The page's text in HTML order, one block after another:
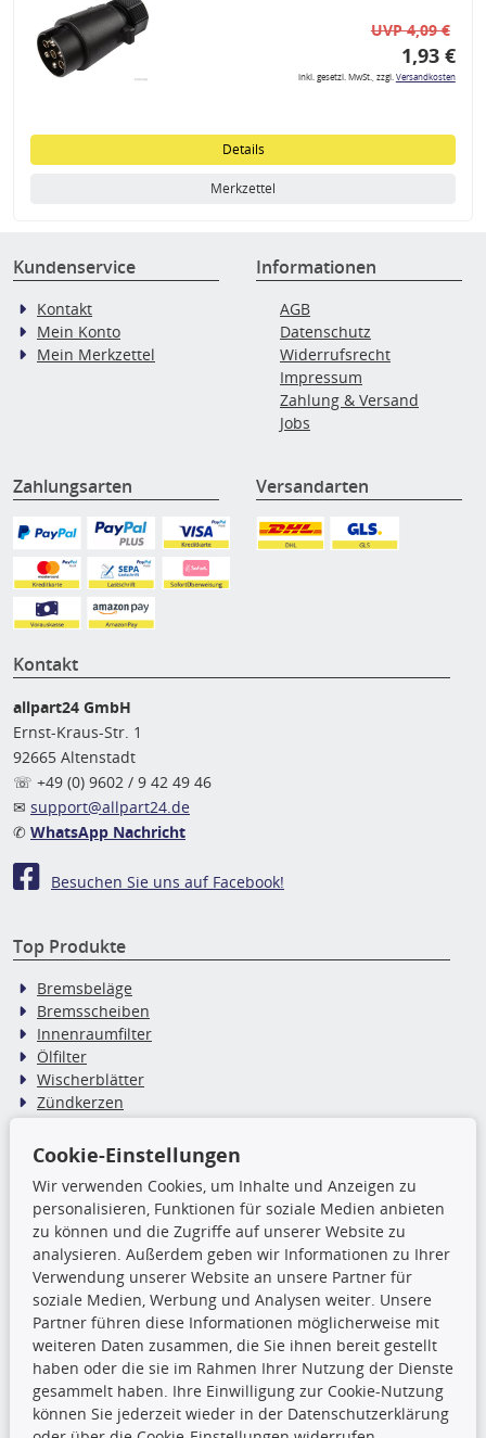
UVP 4,09 €
1,93 €
inkl. gesetzl. MwSt., zzgl.Versandkosten
Details
Merkzettel
Kundenservice
Kontakt
Mein Konto
Mein Merkzettel
Informationen
AGB
Datenschutz
Widerrufsrecht
Impressum
Zahlung & Versand
Jobs
Zahlungsarten Versandarten
Kontakt
allpart24 GmbH
Ernst-Kraus-Str. 1
92665 Altenstadt
☏ +49 (0) 9602 / 9 42 49 46
✉ support@allpart24.de
✆ WhatsApp Nachricht
Besuchen Sie uns auf Facebook!
Top Produkte
Bremsbeläge
Bremsscheiben
Innenraumfilter
Ölfilter
Wischerblätter
Zündkerzen
TecDoc Inside
Die hier angezeigten Daten,
insbesondere die gesamte Datenbank,
dürfen nicht kopiert werden. Es ist zu
unterlassen, die Daten oder die gesamte Datenbank ohne
vorherige Zustimmung TecDocs zu vervielfältigen, zu
verbreiten und/oder diese Handlungen durch Dritte ausführen
zu lassen. Ein Zuwiderhandeln stellt eine
Urheberrechtsverletzung dar und wird verfolgt.
Ronny’s Newsletter
Cookie-Einstellungen
Wir verwenden Cookies, um Inhalte und Anzeigen zu
personalisieren, Funktionen für soziale Medien anbieten
zu können und die Zugriffe auf unserer Website zu
analysieren. Außerdem geben wir Informationen zu Ihrer
Verwendung unserer Website an unsere Partner für
soziale Medien, Werbung und Analysen weiter. Unsere
Partner führen diese Informationen möglicherweise mit
weiteren Daten zusammen, die Sie ihnen bereit gestellt
haben oder die sie im Rahmen Ihrer Nutzung der Dienste
gesammelt haben. Ihre Einwilligung zur Cookie-Nutzung
können Sie jederzeit wieder in der Datenschutzerklärung